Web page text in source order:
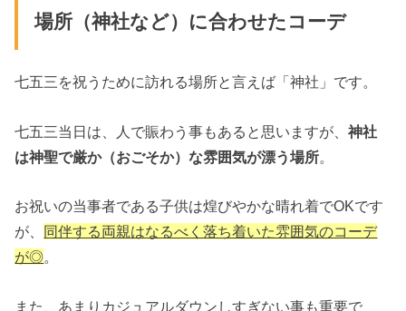
場所（神社など）に合わせたコーデ
七五三を祝うために訪れる場所と言えば「神社」です。
七五三当日は、人で賑わう事もあると思いますが、神社
は神聖で厳か（おごそか）な雰囲気が漂う場所。
お祝いの当事者である子供は煌びやかな晴れ着でOKです
が、 同伴する両親はなるべく落ち着いた雰囲気のコーデ
が◎。
また、あまりカジュアルダウンしすぎない事も重要で